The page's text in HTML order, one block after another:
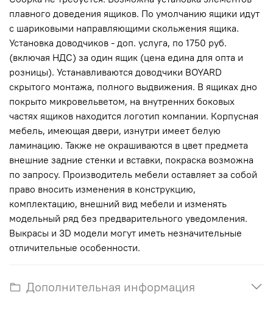
плавного доведения ящиков. По умолчанию ящики идут
с шариковыми направляющими скольжения ящика.
Установка доводчиков - доп. услуга, по 1750 руб.
(включая НДС) за один ящик (цена едина для опта и
розницы). Устанавливаются доводчики BOYARD
скрытого монтажа, полного выдвижения. В ящиках дно
покрыто микровельветом, на внутренних боковых
частях ящиков находится логотип компании. Корпусная
мебель, имеющая двери, изнутри имеет белую
ламинацию. Также не окрашиваются в цвет предмета
внешние задние стенки и вставки, покраска возможна
по запросу. Производитель мебели оставляет за собой
право вносить изменения в конструкцию,
комплектацию, внешний вид мебели и изменять
модельный ряд без предварительного уведомления.
Выкрасы и 3D модели могут иметь незначительные
отличительные особенности.
Дополнительная информация